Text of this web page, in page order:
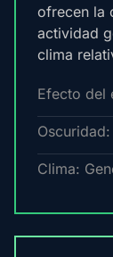
ofrecen la
actividad
clima
Efecto del
Clima: